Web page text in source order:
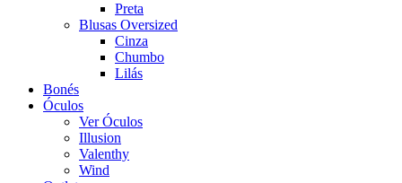
Preta
Blusas Oversized
Cinza
Chumbo
Lilás
Bonés
Óculos
Ver Óculos
Illusion
Valenthy
Wind